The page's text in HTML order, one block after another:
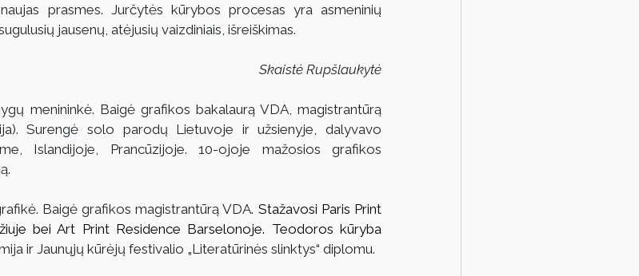
prasmes. Jurčytės kūrybos procesas yra asmeninių
jausenų, atėjusių vaizdiniais, išreiškimas.
Skaistė Rupšlaukytė
menininkė. Baigė grafikos bakalaurą VDA, magistrantūrą
Surengė solo parodų Lietuvoje ir užsienyje, dalyvavo
Islandijoje, Prancūzijoje. 10-ojoje mažosios grafikos
Baigė grafikos magistrantūrą VDA. Stažavosi Paris Print
bei Art Print Residence Barselonoje. Teodoros kūryba
ir Jaunųjų kūrėjų festivalio „Literatūrinės slinktys“ diplomu.